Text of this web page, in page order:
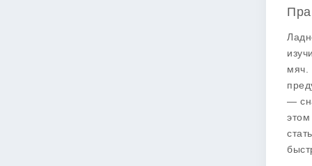
мяч.
—